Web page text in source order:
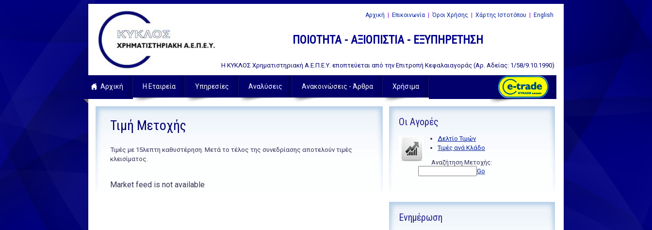
Αρχική Επικοινωνία Όροι Χρήσης Χάρτης Ιστοτόπου English
ΠΟΙΟΤΗΤΑ - ΑΞΙΟΠΙΣΤΙΑ - ΕΞΥΠΗΡΕΤΗΣΗ
Η ΚΥΚΛΟΣ Χρηματιστηριακή Α.Ε.Π.Ε.Υ. εποπτεύεται από την Επιτροπή Κεφαλαιαγοράς (Αρ. Αδείας: 1/58/9.10.1990)
Αρχική Η Εταιρεία Υπηρεσίες Αναλύσεις Ανακοινώσεις - Άρθρα Χρήσιμα
Τιμή Μετοχής
Τιμές με 15λεπτη καθυστέρηση. Μετά το τέλος της συνεδρίασης αποτελούν τιμές
κλεισίματος.
Market feed is not available
Οι Αγορές
Δελτίο Τιμών
Τιμές ανά Κλάδο
Αναζήτηση Μετοχής:
Go
Ενημέρωση